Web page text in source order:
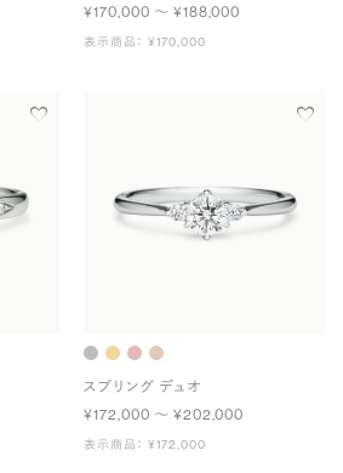
¥170,000 〜 ¥188,000
表示商品： ¥170,000
スプリング デュオ
¥172,000 〜 ¥202,000
表示商品： ¥172,000